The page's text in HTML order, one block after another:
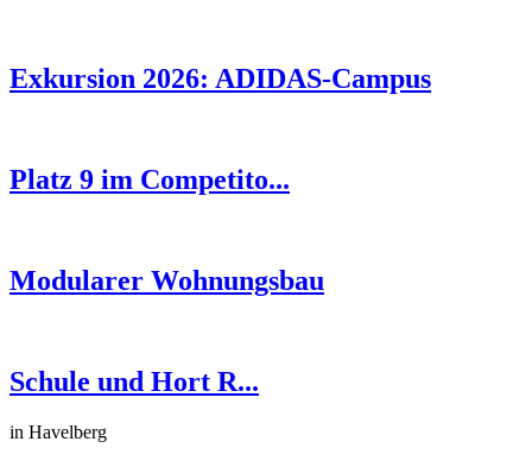
Exkursion 2026: ADIDAS-Campus
Platz 9 im Competito...
Modularer Wohnungsbau
Schule und Hort R...
in Havelberg